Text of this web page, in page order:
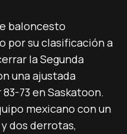
baloncesto
por su clasificación a
la Segunda
una ajustada
73 en Saskatoon.
mexicano con un
dos derrotas,